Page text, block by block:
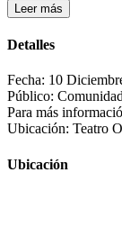
Leer más
Detalles
Fecha: 10
Público:
Para más
Ubicación: Teatro
Ubicación